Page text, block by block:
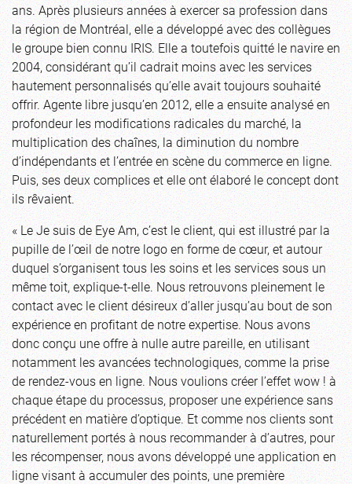
ans. Après plusieurs années à exercer sa profession dans
la région de Montréal, elle a développé avec des collègues
le groupe bien connu IRIS. Elle a toutefois quitté le navire en
2004, considérant qu’il cadrait moins avec les services
hautement personnalisés qu’elle avait toujours souhaité
offrir. Agente libre jusqu’en 2012, elle a ensuite analysé en
profondeur les modifications radicales du marché, la
multiplication des chaînes, la diminution du nombre
d’indépendants et l’entrée en scène du commerce en ligne.
Puis, ses deux complices et elle ont élaboré le concept dont
ils rêvaient.
« Le Je suis de Eye Am, c’est le client, qui est illustré par la
pupille de l’œil de notre logo en forme de cœur, et autour
duquel s’organisent tous les soins et les services sous un
même toit, explique-t-elle. Nous retrouvons pleinement le
contact avec le client désireux d’aller jusqu’au bout de son
expérience en profitant de notre expertise. Nous avons
donc conçu une offre à nulle autre pareille, en utilisant
notamment les avancées technologiques, comme la prise
de rendez-vous en ligne. Nous voulions créer l’effet wow ! à
chaque étape du processus, proposer une expérience sans
précédent en matière d’optique. Et comme nos clients sont
naturellement portés à nous recommander à d’autres, pour
les récompenser, nous avons développé une application en
ligne visant à accumuler des points, une première